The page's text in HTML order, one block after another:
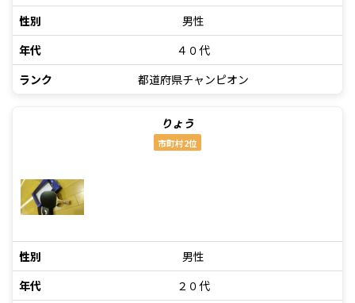
性別
男性
年代
４０代
ランク
都道府県チャンピオン
りょう
市町村2位
性別
男性
年代
２０代